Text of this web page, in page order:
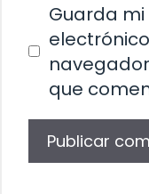
Guarda
que